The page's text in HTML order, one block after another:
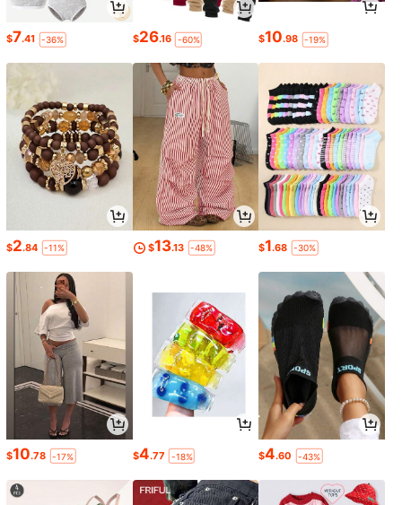
$7.41 -36% $26.16 -60% $10.98 -19%
$2.84 -11% $13.13 -48% $1.68 -30%
$10.78 -17% $4.77 -18% $4.60 -43%